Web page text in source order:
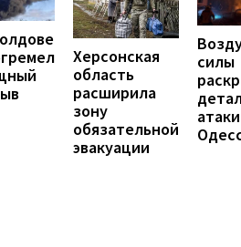
Херсонская
область
расширила
зону
обязательной
эвакуации
силы